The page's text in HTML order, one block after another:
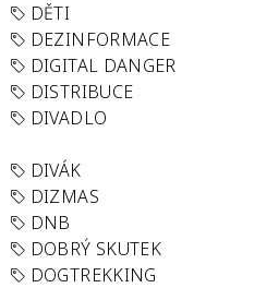
DĚTI
DEZINFORMACE
DIGITAL DANGER
DISTRIBUCE
DIVADLO
DIVÁK
DIZMAS
DNB
DOBRÝ SKUTEK
DOGTREKKING